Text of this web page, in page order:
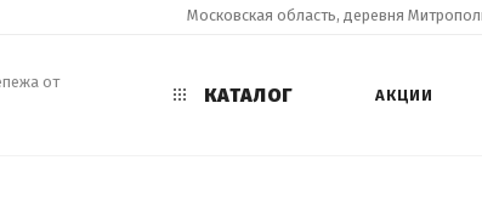
Московская область, деревня
от
КАТАЛОГ АКЦИИ